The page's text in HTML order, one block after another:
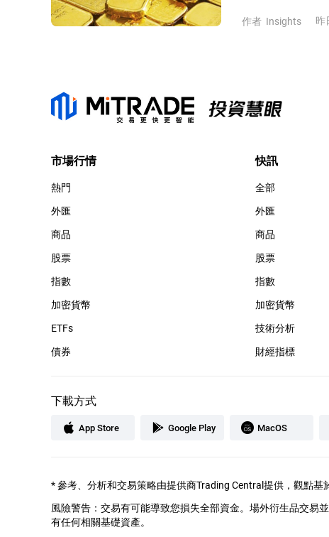
作者 Insights 昨
市場行情
熱門
外匯
商品
股票
指數
加密貨幣
ETFs
債券
快訊
全部
外匯
商品
股票
指數
加密貨幣
技術分析
財經指標
下載方式
App Store Google Play MacOS
*參考、分析和交易策略由提供商Trading Central提供，觀點
風險警告：交易有可能導致您損失全部資金。場外衍生品交易
有任何相關基礎資產。